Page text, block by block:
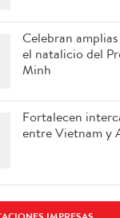
Celebran
el natalicio del
Minh
Fortalecen
entre Vietnam y